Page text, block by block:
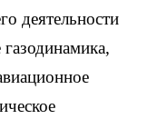
деятельности